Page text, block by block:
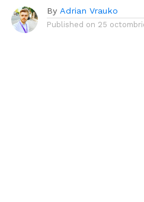
By Adrian Vrauko
Published on 25